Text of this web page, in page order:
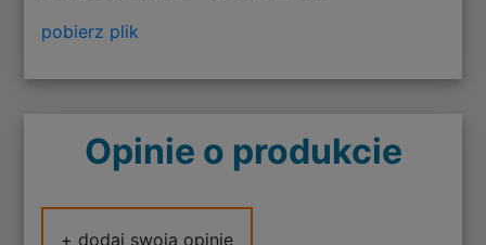
pobierz plik
Opinie o produkcie
+ dodaj swoją opinię